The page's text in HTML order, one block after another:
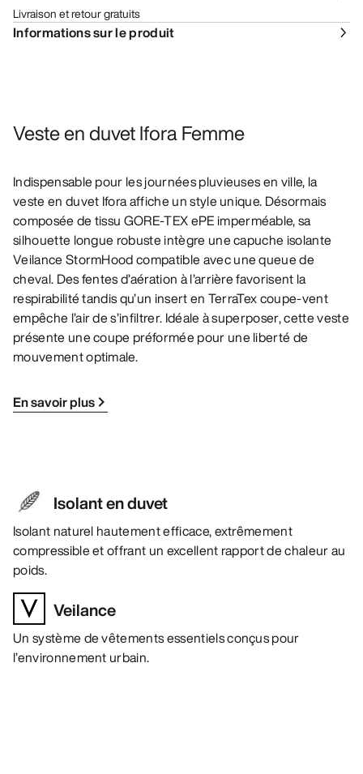
Livraison et retour gratuits
Informations sur le produit
Veste en duvet Ifora Femme
Indispensable pour les journées pluvieuses en ville, la
veste en duvet Ifora affiche un style unique. Désormais
composée de tissu GORE-TEX ePE imperméable, sa
silhouette longue robuste intègre une capuche isolante
Veilance StormHood compatible avec une queue de
cheval. Des fentes d’aération à l’arrière favorisent la
respirabilité tandis qu’un insert en TerraTex coupe-vent
empêche l’air de s’infiltrer. Idéale à superposer, cette veste
présente une coupe préformée pour une liberté de
mouvement optimale.
En savoir plus
Isolant en duvet
Isolant naturel hautement efficace, extrêmement
compressible et offrant un excellent rapport de chaleur au
poids.
Veilance
Un système de vêtements essentiels conçus pour
l’environnement urbain.